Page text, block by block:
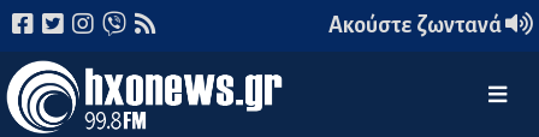
Ακούστε ζωντανά